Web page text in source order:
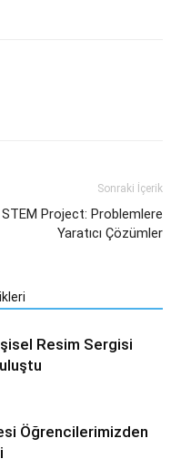
Sonraki İçerik
STEM Project: Problemlere
Yaratıcı Çözümler
Resim Sergisi
Öğrencilerimizden